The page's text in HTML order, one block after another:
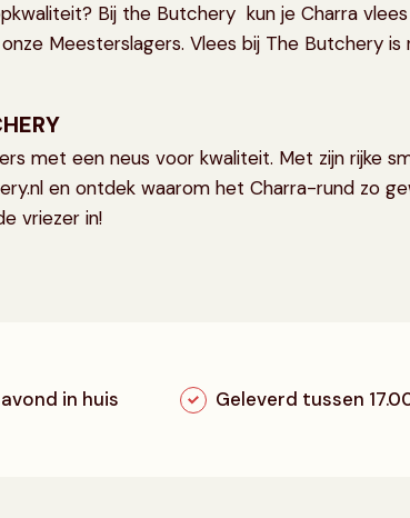
Bij the Butchery kun je Charra
Meesterslagers. Vlees bij The Butchery
met een neus voor kwaliteit. Met zijn rijke
en ontdek waarom het Charra-rund zo
vriezer in!
in huis Geleverd tussen